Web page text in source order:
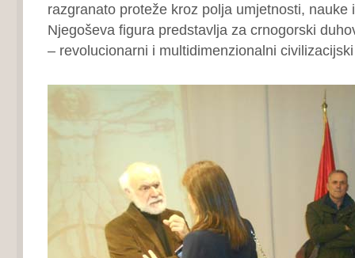
razgranato proteže kroz polja umjetnosti, nauke
Njegoševa figura predstavlja za crnogorski
– revolucionarni i multidimenzionalni